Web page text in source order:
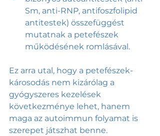
Sm, anti-RNP, antifoszfolipid
antitestek) összefüggést
mutatnak a petefészek
működésének romlásával.
Ez arra utal, hogy a petefészek-
károsodás nem kizárólag a
gyógyszeres kezelések
következménye lehet, hanem
maga az autoimmun folyamat is
szerepet játszhat benne.